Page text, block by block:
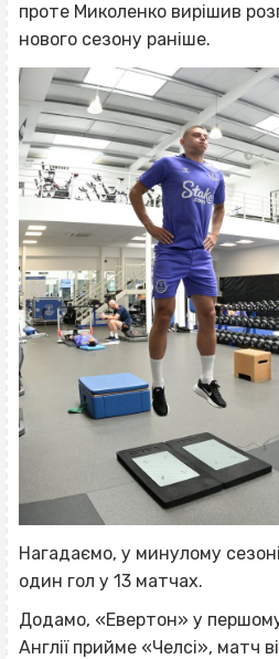
проте Миколенко вирішив
нового сезону раніше.
Нагадаємо, у минулому
один гол у 13 матчах.
Додамо, «Евертон» у
Англії прийме «Челсі», матч